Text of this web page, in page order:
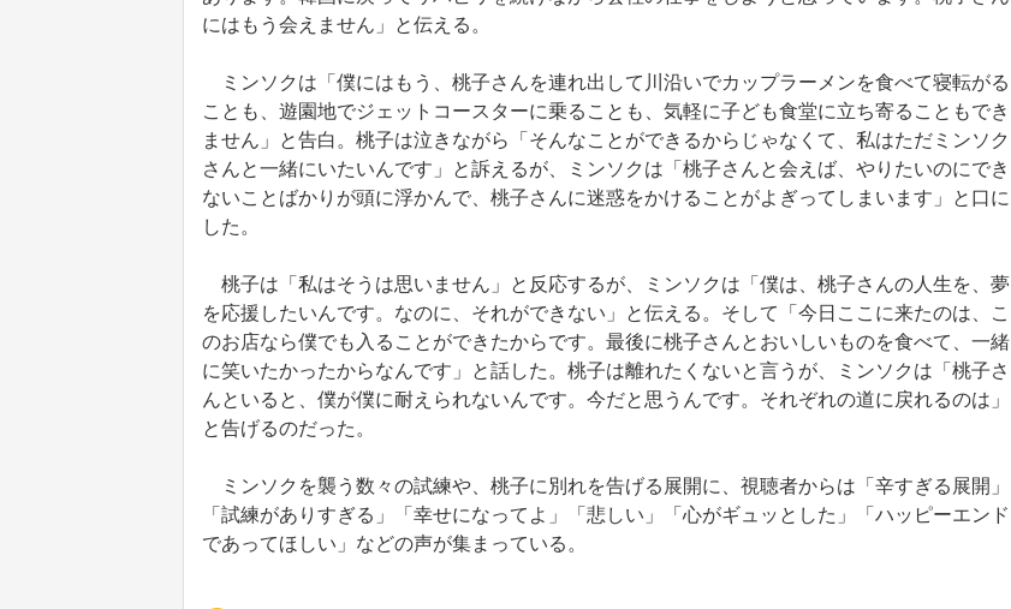
にはもう会えません」と伝える。
ミンソクは「僕にはもう、桃子さんを連れ出して川沿いでカップラーメンを食べて寝転がる
ことも、遊園地でジェットコースターに乗ることも、気軽に子ども食堂に立ち寄ることもでき
ません」と告白。桃子は泣きながら「そんなことができるからじゃなくて、私はただミンソク
さんと一緒にいたいんです」と訴えるが、ミンソクは「桃子さんと会えば、やりたいのにでき
ないことばかりが頭に浮かんで、桃子さんに迷惑をかけることがよぎってしまいます」と口に
した。
桃子は「私はそうは思いません」と反応するが、ミンソクは「僕は、桃子さんの人生を、夢
を応援したいんです。なのに、それができない」と伝える。そして「今日ここに来たのは、こ
のお店なら僕でも入ることができたからです。最後に桃子さんとおいしいものを食べて、一緒
に笑いたかったからなんです」と話した。桃子は離れたくないと言うが、ミンソクは「桃子さ
んといると、僕が僕に耐えられないんです。今だと思うんです。それぞれの道に戻れるのは」
と告げるのだった。
ミンソクを襲う数々の試練や、桃子に別れを告げる展開に、視聴者からは「辛すぎる展開」
「試練がありすぎる」「幸せになってよ」「悲しい」「心がギュッとした」「ハッピーエンド
であってほしい」などの声が集まっている。